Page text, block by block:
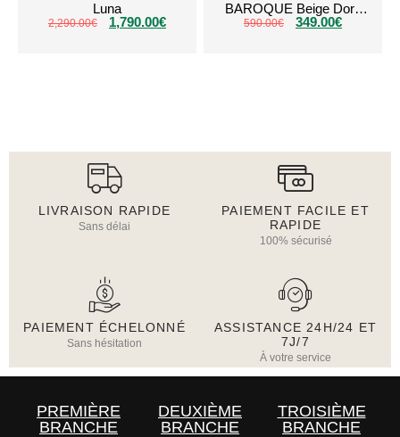
Luna
2,290.00€ 1,790.00€
BAROQUE Beige Dore
150cm
590.00€ 349.00€
LIVRAISON RAPIDE
Sans délai
PAIEMENT FACILE ET
RAPIDE
100% sécurisé
PAIEMENT ÉCHELONNÉ
Sans hésitation
ASSISTANCE 24H/24 ET
7J/7
À votre service
PREMIÈRE
BRANCHE
DEUXIÈME
BRANCHE
TROISIÈME
BRANCHE